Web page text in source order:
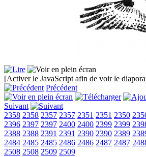
[Activer le JavaScript afin de voir le
Précédent
Suivant
2358 2358 2357 2357 2351 2351 2350
2396 2397 2397 2400 2400 2399 2399
2388 2388 2391 2391 2390 2390 2389
2484 2485 2485 2486 2486 2487 2487
2508 2508 2509 2509